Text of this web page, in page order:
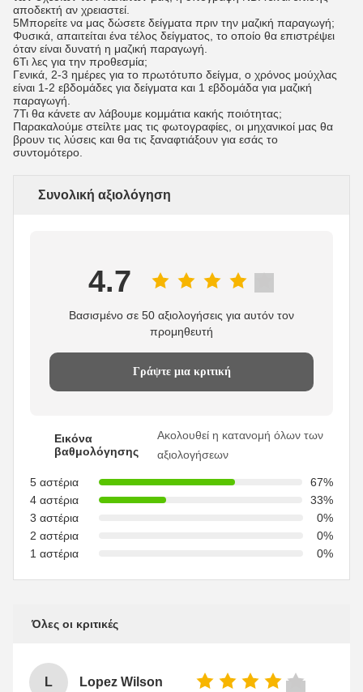
αποδεκτή αν χρειαστεί.
5Μπορείτε να μας δώσετε δείγματα πριν την μαζική παραγωγή;
Φυσικά, απαιτείται ένα τέλος δείγματος, το οποίο θα επιστρέψει
όταν είναι δυνατή η μαζική παραγωγή.
6Τι λες για την προθεσμία;
Γενικά, 2-3 ημέρες για το πρωτότυπο δείγμα, ο χρόνος μούχλας
είναι 1-2 εβδομάδες για δείγματα και 1 εβδομάδα για μαζική
παραγωγή.
7Τι θα κάνετε αν λάβουμε κομμάτια κακής ποιότητας;
Παρακαλούμε στείλτε μας τις φωτογραφίες, οι μηχανικοί μας θα
βρουν τις λύσεις και θα τις ξαναφτιάξουν για εσάς το
συντομότερο.
Συνολική αξιολόγηση
4.7
Βασισμένο σε 50 αξιολογήσεις για αυτόν τον
προμηθευτή
Γράψτε μια κριτική
Εικόνα
βαθμολόγησης
Ακολουθεί η κατανομή όλων των
αξιολογήσεων
5 αστέρια
67%
4 αστέρια
33%
3 αστέρια
0%
2 αστέρια
0%
1 αστέρια
0%
Όλες οι κριτικές
L Lopez Wilson